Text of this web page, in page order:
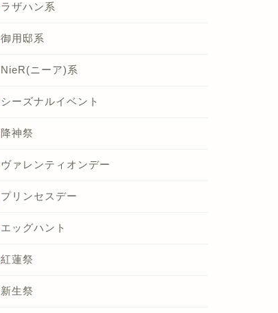
ラザハン系
御用邸系
NieR(ニーア)系
シーズナルイベント
降神祭
ヴァレンティオンデー
プリンセスデー
エッグハント
紅蓮祭
新生祭